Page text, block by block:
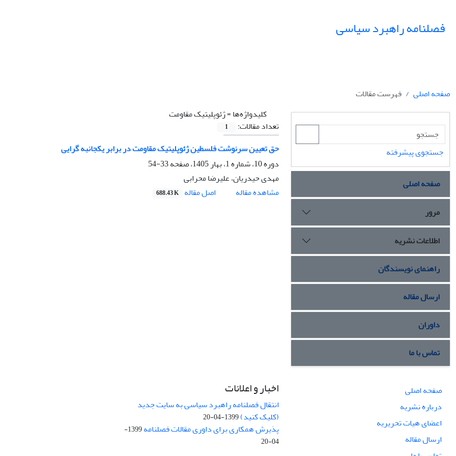
فصلنامه راهبرد سیاسی
صفحه اصلی
فهرست مقالات
کلیدواژه‌ها =ژئوپلیتیک مقاومت
تعداد مقالات:
1
حق تعیین سرنوشت فلسطین ژئوپلیتیک مقاومت در برابر یکجانبه گرایی
دوره 10، شماره 1، بهار 1405، صفحه
33-54
مهدی حیدریان، علیرضا محرابی
مشاهده مقاله
اصل مقاله 688.43 K
جستجوی پیشرفته
صفحه اصلی
مرور
اطلاعات نشریه
راهنمای نویسندگان
ارسال مقاله
داوران
تماس با ما
صفحه اصلی
درباره نشریه
اعضای هیات تحریریه
ارسال مقاله
اخبار و اعلانات
انتقال فصلنامه راهبرد سیاسی به سایت جدید
(کلیک کنید)1399-04-20
پذیرش همکاری برای داوری مقالات فصلنامه
1399-
04-20